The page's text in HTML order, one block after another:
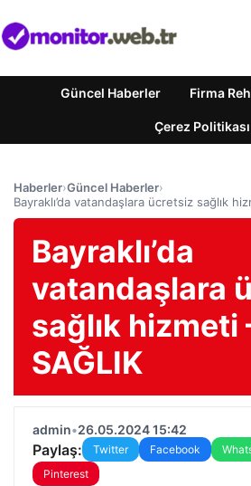
Güncel Haberler Firma
Çerez Politikası
Haberler›Güncel Haberler›
Bayraklı’da vatandaşlara ücretsiz sağlık
Bayraklı’da
vatandaşlara
sağlık hizmeti
SAĞLIK
admin•26.05.2024 15:42
Paylaş: Twitter Facebook
Pinterest